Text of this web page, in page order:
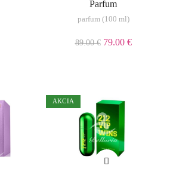
Parfum
parfum (100 ml)
89.00 € 79.00 €
AKCIA